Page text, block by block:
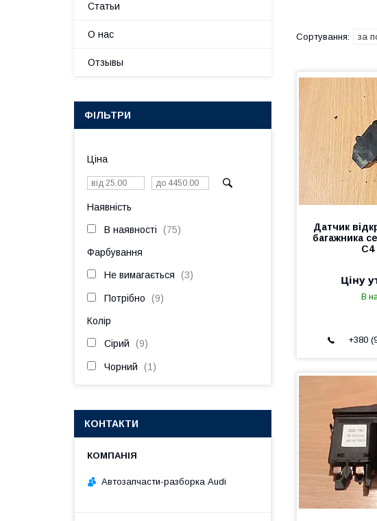
Датчик
багажника
C4
Ціну
В
+380
Статьи
О нас
Отзывы
ФІЛЬТРИ
Ціна
Наявність
В наявності 75
Фарбування
Не вимагається 3
Потрібно 9
Колір
Сірий 9
Чорний 1
КОНТАКТИ
Автозапчасти-разборка Audi